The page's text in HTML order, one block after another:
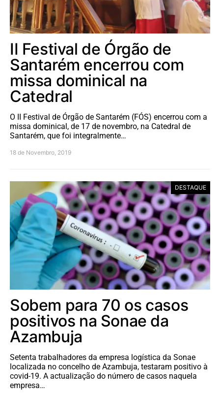
II Festival de Órgão de
Santarém encerrou com
missa dominical na
Catedral
O II Festival de Órgão de Santarém (FÓS) encerrou com a
missa dominical, de 17 de novembro, na Catedral de
Santarém, que foi integralmente…
18 de Novembro, 2019
DESTAQUE
Sobem para 70 os casos
positivos na Sonae da
Azambuja
Setenta trabalhadores da empresa logística da Sonae
localizada no concelho de Azambuja, testaram positivo à
covid-19. A actualização do número de casos naquela
empresa…